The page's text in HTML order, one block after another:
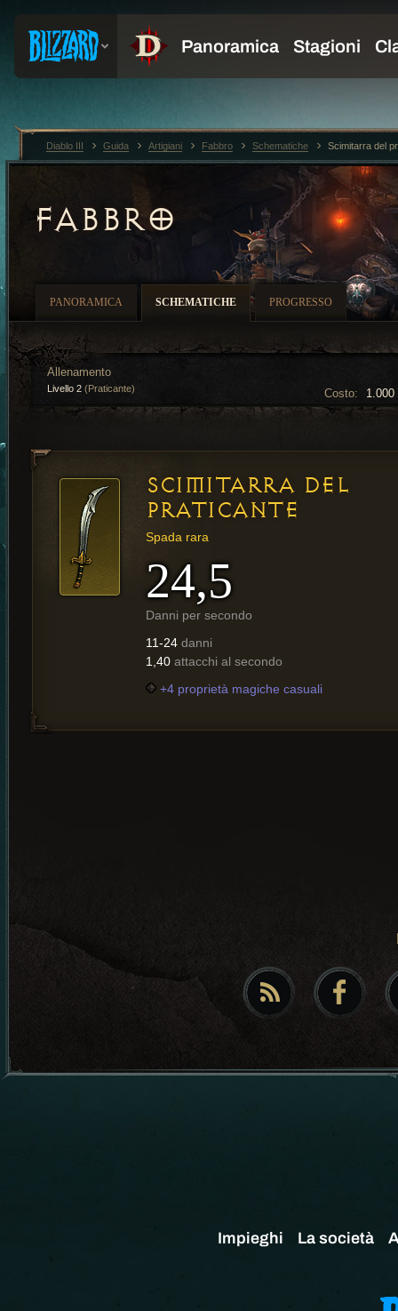
FABBRO
PANORAMICA SCHEMATICHE PROGRESSO
Costo: 1.000
Allenamento
Livello 2 (Praticante)
SCIMITARRA DEL
PRATICANTE
Spada rara
24,5
Danni per secondo
11-24 danni
1,40 attacchi al secondo
+4 proprietà magiche casuali
Diablo III Guida Artigiani Fabbro Schematiche Scimitarra del